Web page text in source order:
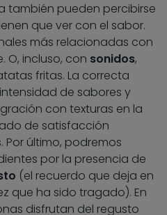
también pueden percibirse
que ver con el sabor.
más relacionadas con
O, incluso, con sonidos,
fritas. La correcta
de sabores y
con texturas en la
de satisfacción
Por último, podremos
por la presencia de
(el recuerdo que deja en
que ha sido tragado). En
disfrutan del regusto